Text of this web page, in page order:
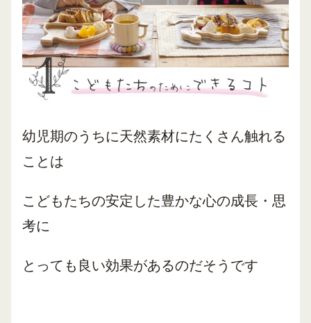
幼児期のうちに天然素材にたくさん触れる
ことは
こどもたちの安定した豊かな心の成長・思
考に
とっても良い効果があるのだそうです